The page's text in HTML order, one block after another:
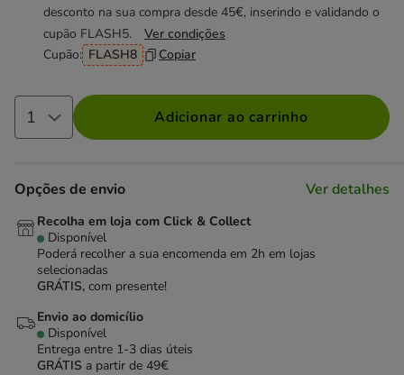
desconto na sua compra desde 45€, inserindo e validando o
cupão FLASH5.
Ver condições
Cupão: FLASH8 Copiar
Adicionar ao carrinho
Opções de envio Ver detalhes
Recolha em loja com Click & Collect
Disponível
Poderá recolher a sua encomenda em 2h em lojas
selecionadas
GRÁTIS, com presente!
Envio ao domicílio
Disponível
Entrega entre 1-3 dias úteis
GRÁTIS a partir de 49€